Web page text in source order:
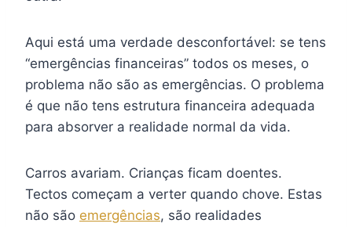
Aqui está uma verdade desconfortável: se tens
“emergências financeiras” todos os meses, o
problema não são as emergências. O problema
é que não tens estrutura financeira adequada
para absorver a realidade normal da vida.
Carros avariam. Crianças ficam doentes.
Tectos começam a verter quando chove. Estas
não são emergências, são realidades